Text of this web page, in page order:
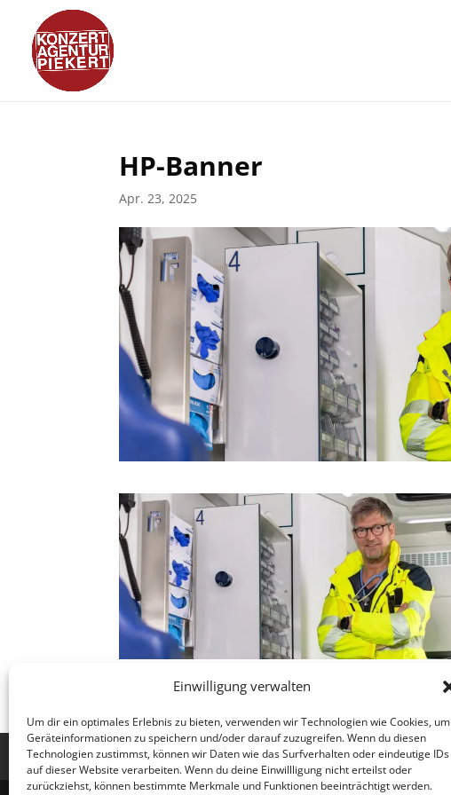
Einwilligung verwalten
Um dir ein optimales Erlebnis zu bieten, verwenden wir Technologien wie Cookies, um
Geräteinformationen zu speichern und/oder darauf zuzugreifen. Wenn du diesen
Technologien zustimmst, können wir Daten wie das Surfverhalten oder eindeutige IDs
auf dieser Website verarbeiten. Wenn du deine Einwillligung nicht erteilst oder
zurückziehst, können bestimmte Merkmale und Funktionen beeinträchtigt werden.
HP-Banner
Apr. 23, 2025
Jobs AGB Datenschutzerklärung Impressum